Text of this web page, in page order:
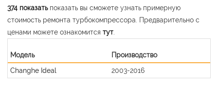
374 показать показать вы сможете узнать примерную
стоимость ремонта турбокомпрессора. Предварительно с
ценами можете ознакомится тут
Модель
Производство
Changhe Ideal
2003-2016